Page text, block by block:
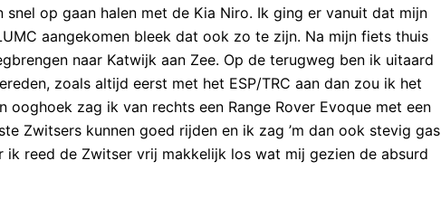
op gaan halen met de Kia Niro. Ik ging er vanuit dat mijn
aangekomen bleek dat ook zo te zijn. Na mijn fiets thuis
naar Katwijk aan Zee. Op de terugweg ben ik uitaard
zoals altijd eerst met het ESP/TRC aan dan zou ik het
ooghoek zag ik van rechts een Range Rover Evoque met een
Zwitsers kunnen goed rijden en ik zag ’m dan ook stevig gas
reed de Zwitser vrij makkelijk los wat mij gezien de absurd